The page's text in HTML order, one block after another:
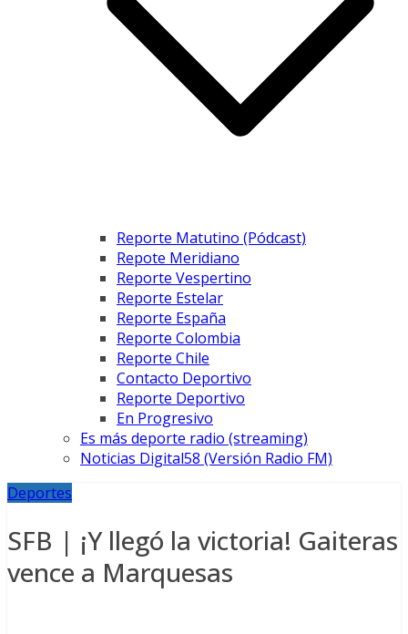
Reporte Matutino (Pódcast)
Repote Meridiano
Reporte Vespertino
Reporte Estelar
Reporte España
Reporte Colombia
Reporte Chile
Contacto Deportivo
Reporte Deportivo
En Progresivo
Es más deporte radio (streaming)
Noticias Digital58 (Versión Radio FM)
Deportes
SFB | ¡Y llegó la victoria! Gaiteras
vence a Marquesas